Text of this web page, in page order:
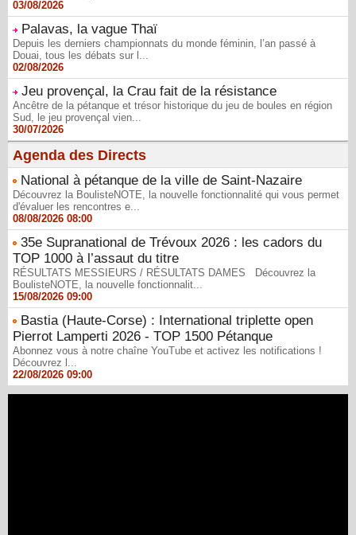
03/08/2026
Palavas, la vague Thaï
Depuis les derniers championnats du monde féminin, l’an passé à
Douai, tous les débats sur l...
02/08/2026
Jeu provençal, la Crau fait de la résistance
Ancêtre de la pétanque et trésor historique du jeu de boules en région
Sud, le jeu provençal vien...
30/07/2026
Agenda des Directs
National à pétanque de la ville de Saint-Nazaire
Découvrez la BoulisteNOTE, la nouvelle fonctionnalité qui vous permet
d'évaluer les rencontres e...
08/08/2026 08:00
35e Supranational de Trévoux 2026 : les cadors du
TOP 1000 à l’assaut du titre
RÉSULTATS MESSIEURS / RÉSULTATS DAMES Découvrez la
BoulisteNOTE, la nouvelle fonctionnalit...
15/08/2026 09:00
Bastia (Haute-Corse) : International triplette open
Pierrot Lamperti 2026 - TOP 1500 Pétanque
Abonnez vous à notre chaîne YouTube et activez les notifications !
Découvrez l...
22/08/2026 09:00